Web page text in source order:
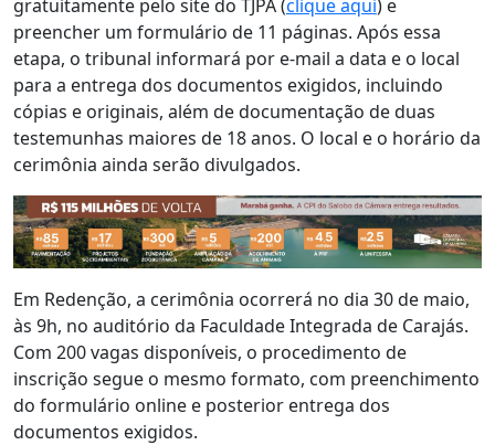
gratuitamente pelo site do TJPA (clique aqui) e
preencher um formulário de 11 páginas. Após essa
etapa, o tribunal informará por e-mail a data e o local
para a entrega dos documentos exigidos, incluindo
cópias e originais, além de documentação de duas
testemunhas maiores de 18 anos. O local e o horário da
cerimônia ainda serão divulgados.
Em Redenção, a cerimônia ocorrerá no dia 30 de maio,
às 9h, no auditório da Faculdade Integrada de Carajás.
Com 200 vagas disponíveis, o procedimento de
inscrição segue o mesmo formato, com preenchimento
do formulário online e posterior entrega dos
documentos exigidos.